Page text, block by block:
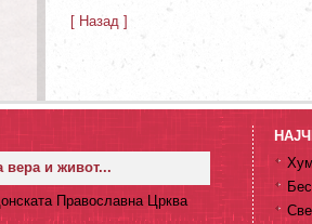
[ Назад ]
вера и живот...
Православна Црква